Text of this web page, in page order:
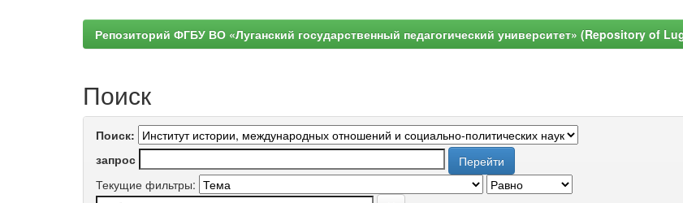
Репозиторий ФГБУ ВО «Луганский государственный педагогический университет» (Repository of
Поиск
Поиск:
запрос
Текущие фильтры: